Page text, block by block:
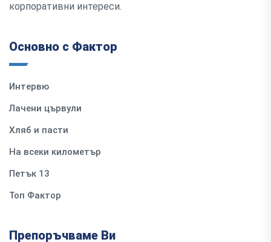
корпоративни интереси.
Основно с Фактор
Интервю
Лачени цървули
Хляб и пасти
На всеки километър
Петък 13
Топ Фактор
Препоръчваме Ви